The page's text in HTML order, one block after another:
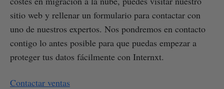
sitio web y rellenar un formulario para contactar con
uno de nuestros expertos. Nos pondremos en contacto
contigo lo antes posible para que puedas empezar a
proteger tus datos fácilmente con Internxt.
Contactar ventas